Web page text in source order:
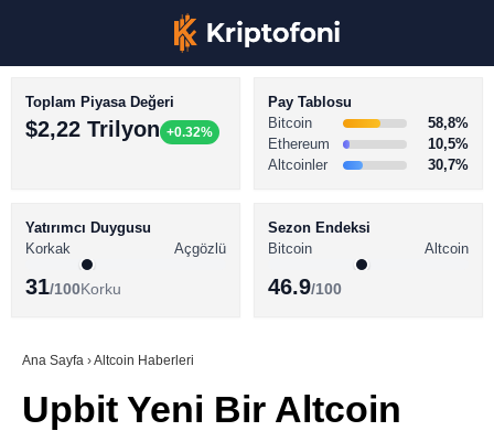
Youtube
BİTCOİN HABERLERİ
ALTCOİN HABERLERİ
SÖZLÜK
Toplam Piyasa Değeri
$2,22 Trilyon +0.32%
Pay Tablosu
Bitcoin
58,8%
Ethereum
10,5%
Altcoinler
30,7%
Yatırımcı Duygusu
Korkak
Açgözlü
31/100Korku
Sezon Endeksi
Bitcoin
Altcoin
46.9/100
Ana Sayfa ›Altcoin Haberleri
Upbit Yeni Bir Altcoin